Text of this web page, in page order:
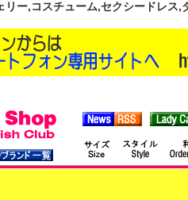
リー,コスチューム,セクシードレス